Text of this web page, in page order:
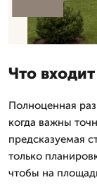
Что
Полноценная
когда важны
предсказуемая
только
чтобы на